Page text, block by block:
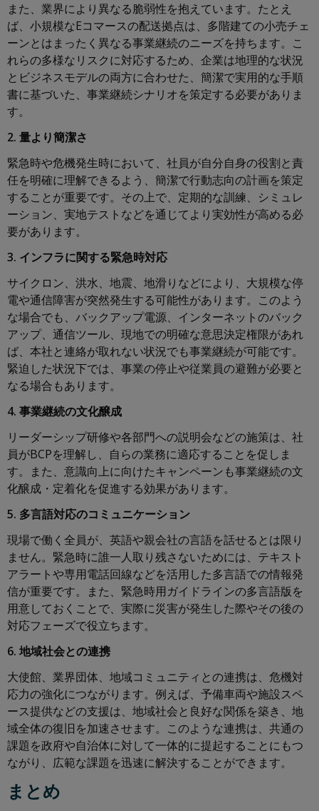
また、業界により異なる脆弱性を抱えています。たとえ
ば、小規模なEコマースの配送拠点は、多階建ての小売チェ
ーンとはまったく異なる事業継続のニーズを持ちます。こ
れらの多様なリスクに対応するため、企業は地理的な状況
とビジネスモデルの両方に合わせた、簡潔で実用的な手順
書に基づいた、事業継続シナリオを策定する必要がありま
す。
2. 量より簡潔さ
緊急時や危機発生時において、社員が自分自身の役割と責
任を明確に理解できるよう、簡潔で行動志向の計画を策定
することが重要です。その上で、定期的な訓練、シミュレ
ーション、実地テストなどを通じてより実効性が高める必
要があります。
3. インフラに関する緊急時対応
サイクロン、洪水、地震、地滑りなどにより、大規模な停
電や通信障害が突然発生する可能性があります。このよう
な場合でも、バックアップ電源、インターネットのバック
アップ、通信ツール、現地での明確な意思決定権限があれ
ば、本社と連絡が取れない状況でも事業継続が可能です。
緊迫した状況下では、事業の停止や従業員の避難が必要と
なる場合もあります。
4. 事業継続の文化醸成
リーダーシップ研修や各部門への説明会などの施策は、社
員がBCPを理解し、自らの業務に適応することを促しま
す。また、意識向上に向けたキャンペーンも事業継続の文
化醸成・定着化を促進する効果があります。
5. 多言語対応のコミュニケーション
現場で働く全員が、英語や親会社の言語を話せるとは限り
ません。緊急時に誰一人取り残さないためには、テキスト
アラートや専用電話回線などを活用した多言語での情報発
信が重要です。また、緊急時用ガイドラインの多言語版を
用意しておくことで、実際に災害が発生した際やその後の
対応フェーズで役立ちます。
6. 地域社会との連携
大使館、業界団体、地域コミュニティとの連携は、危機対
応力の強化につながります。例えば、予備車両や施設スペ
ース提供などの支援は、地域社会と良好な関係を築き、地
域全体の復旧を加速させます。このような連携は、共通の
課題を政府や自治体に対して一体的に提起することにもつ
ながり、広範な課題を迅速に解決することができます。
まとめ